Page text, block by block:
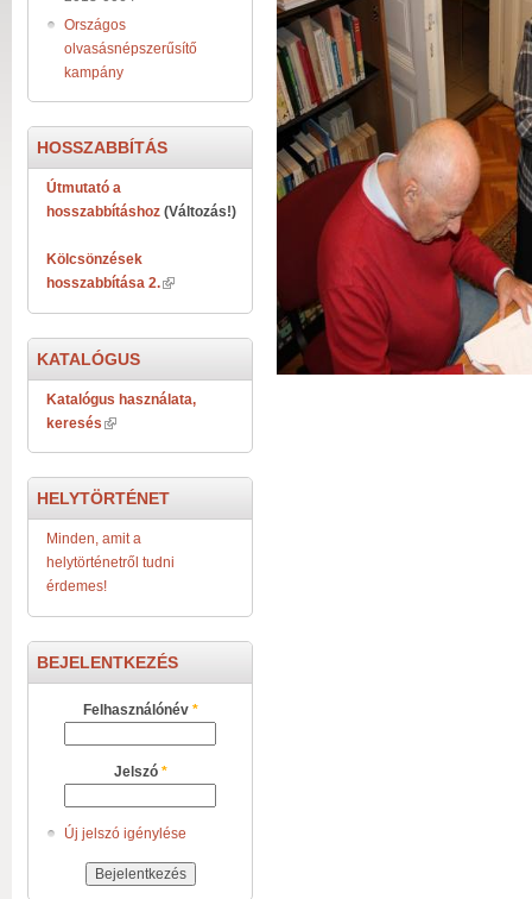
Országos
olvasásnépszerűsítő
kampány
HOSSZABBÍTÁS
Útmutató a
hosszabbításhoz (Változás!)
Kölcsönzések
hosszabbítása 2.
KATALÓGUS
Katalógus használata,
keresés
HELYTÖRTÉNET
Minden, amit a
helytörténetről tudni
érdemes!
BEJELENTKEZÉS
Felhasználónév *
Jelszó *
Új jelszó igénylése